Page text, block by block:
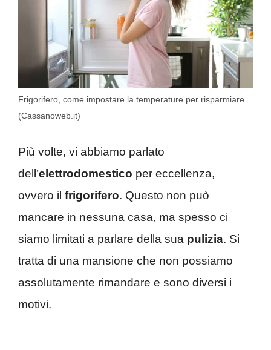
Frigorifero, come impostare la temperature per risparmiare
(Cassanoweb.it)
Più volte, vi abbiamo parlato
dell’elettrodomestico per eccellenza,
ovvero il frigorifero. Questo non può
mancare in nessuna casa, ma spesso ci
siamo limitati a parlare della sua pulizia. Si
tratta di una mansione che non possiamo
assolutamente rimandare e sono diversi i
motivi.